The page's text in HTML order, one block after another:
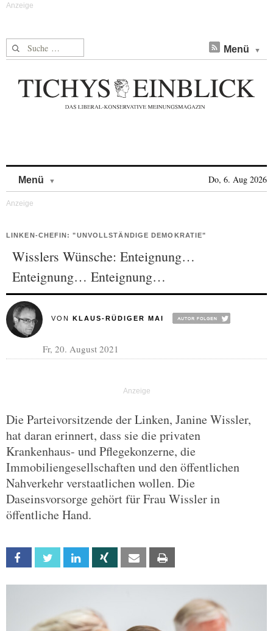
Suche nach: Menü
Menü Do, 6. Aug 2026
LINKEN-CHEFIN: "UNVOLLSTÄNDIGE DEMOKRATIE"
Wisslers Wünsche: Enteignung…
Enteignung… Enteignung…
VON KLAUS-RÜDIGER MAI
Fr, 20. August 2021
Die Parteivorsitzende der Linken, Janine Wissler,
hat daran erinnert, dass sie die privaten
Krankenhaus- und Pflegekonzerne, die
Immobiliengesellschaften und den öffentlichen
Nahverkehr verstaatlichen wollen. Die
Daseinsvorsorge gehört für Frau Wissler in
öffentliche Hand.
Facebook Twitter Linkedin Xing Email